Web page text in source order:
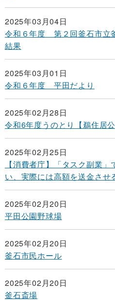
2025年03月04日
令和６年度 第２回釜石市立
結果
2025年03月01日
令和６年度 平田だより
2025年02月28日
令和6年度うのとり【鵜住居公
2025年02月25日
【消費者庁】「タスク副業
い、実際には高額を送金させ
2025年02月20日
平田公園野球場
2025年02月20日
釜石市民ホール
2025年02月20日
釜石斎場